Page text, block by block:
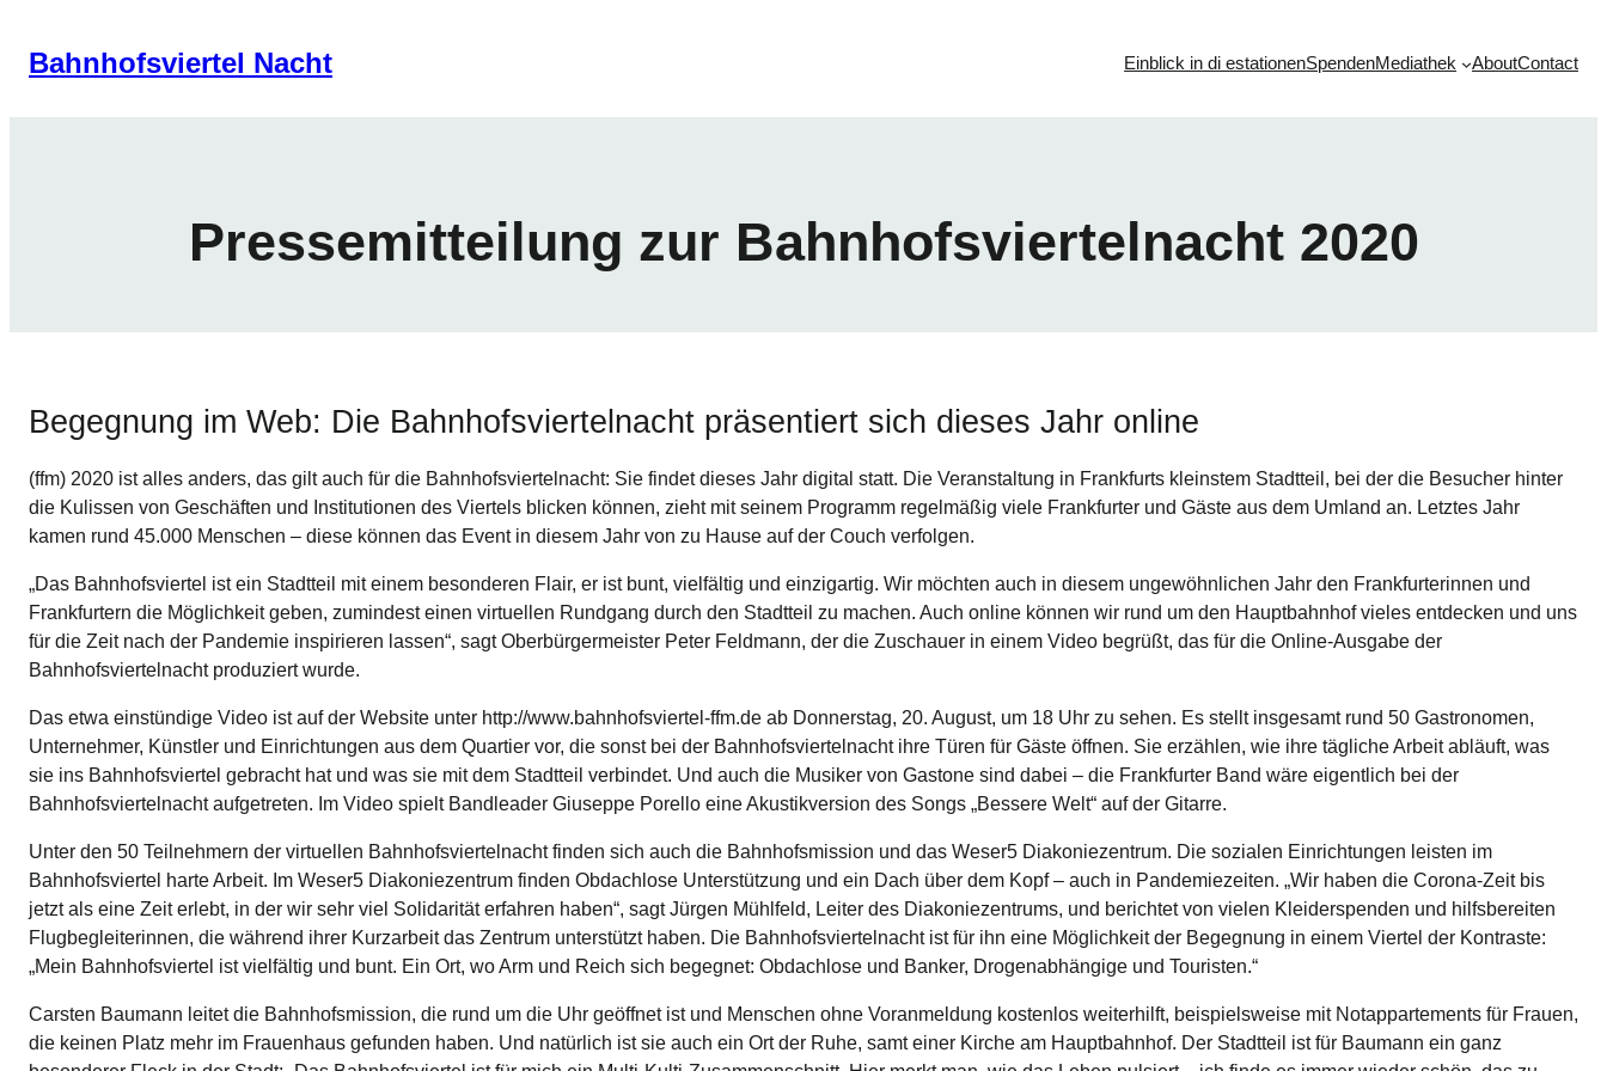
content
Bahnhofsviertel Nacht Einblick in di estationenSpendenMediathek AboutContact
Pressemitteilung zur Bahnhofsviertelnacht 2020
Begegnung im Web: Die Bahnhofsviertelnacht präsentiert sich dieses Jahr online
(ffm) 2020 ist alles anders, das gilt auch für die Bahnhofsviertelnacht: Sie findet dieses Jahr digital statt. Die Veranstaltung in Frankfurts kleinstem Stadtteil, bei der die Besucher hinter
die Kulissen von Geschäften und Institutionen des Viertels blicken können, zieht mit seinem Programm regelmäßig viele Frankfurter und Gäste aus dem Umland an. Letztes Jahr
kamen rund 45.000 Menschen – diese können das Event in diesem Jahr von zu Hause auf der Couch verfolgen.
„Das Bahnhofsviertel ist ein Stadtteil mit einem besonderen Flair, er ist bunt, vielfältig und einzigartig. Wir möchten auch in diesem ungewöhnlichen Jahr den Frankfurterinnen und
Frankfurtern die Möglichkeit geben, zumindest einen virtuellen Rundgang durch den Stadtteil zu machen. Auch online können wir rund um den Hauptbahnhof vieles entdecken und uns
für die Zeit nach der Pandemie inspirieren lassen“, sagt Oberbürgermeister Peter Feldmann, der die Zuschauer in einem Video begrüßt, das für die Online-Ausgabe der
Bahnhofsviertelnacht produziert wurde.
Das etwa einstündige Video ist auf der Website unter http://www.bahnhofsviertel-ffm.de ab Donnerstag, 20. August, um 18 Uhr zu sehen. Es stellt insgesamt rund 50 Gastronomen,
Unternehmer, Künstler und Einrichtungen aus dem Quartier vor, die sonst bei der Bahnhofsviertelnacht ihre Türen für Gäste öffnen. Sie erzählen, wie ihre tägliche Arbeit abläuft, was
sie ins Bahnhofsviertel gebracht hat und was sie mit dem Stadtteil verbindet. Und auch die Musiker von Gastone sind dabei – die Frankfurter Band wäre eigentlich bei der
Bahnhofsviertelnacht aufgetreten. Im Video spielt Bandleader Giuseppe Porello eine Akustikversion des Songs „Bessere Welt“ auf der Gitarre.
Unter den 50 Teilnehmern der virtuellen Bahnhofsviertelnacht finden sich auch die Bahnhofsmission und das Weser5 Diakoniezentrum. Die sozialen Einrichtungen leisten im
Bahnhofsviertel harte Arbeit. Im Weser5 Diakoniezentrum finden Obdachlose Unterstützung und ein Dach über dem Kopf – auch in Pandemiezeiten. „Wir haben die Corona-Zeit bis
jetzt als eine Zeit erlebt, in der wir sehr viel Solidarität erfahren haben“, sagt Jürgen Mühlfeld, Leiter des Diakoniezentrums, und berichtet von vielen Kleiderspenden und hilfsbereiten
Flugbegleiterinnen, die während ihrer Kurzarbeit das Zentrum unterstützt haben. Die Bahnhofsviertelnacht ist für ihn eine Möglichkeit der Begegnung in einem Viertel der Kontraste:
„Mein Bahnhofsviertel ist vielfältig und bunt. Ein Ort, wo Arm und Reich sich begegnet: Obdachlose und Banker, Drogenabhängige und Touristen.“
Carsten Baumann leitet die Bahnhofsmission, die rund um die Uhr geöffnet ist und Menschen ohne Voranmeldung kostenlos weiterhilft, beispielsweise mit Notappartements für Frauen,
die keinen Platz mehr im Frauenhaus gefunden haben. Und natürlich ist sie auch ein Ort der Ruhe, samt einer Kirche am Hauptbahnhof. Der Stadtteil ist für Baumann ein ganz